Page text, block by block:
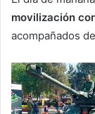
movilización
acompañados